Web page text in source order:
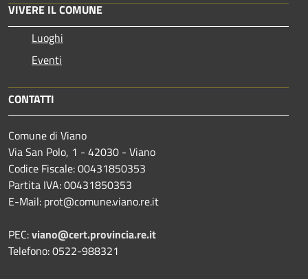
VIVERE IL COMUNE
Luoghi
Eventi
CONTATTI
Comune di Viano
Via San Polo, 1 - 42030 - Viano
Codice Fiscale: 00431850353
Partita IVA: 00431850353
E-Mail: prot@comune.viano.re.it
PEC:viano@cert.provincia.re.it
Telefono: 0522-988321